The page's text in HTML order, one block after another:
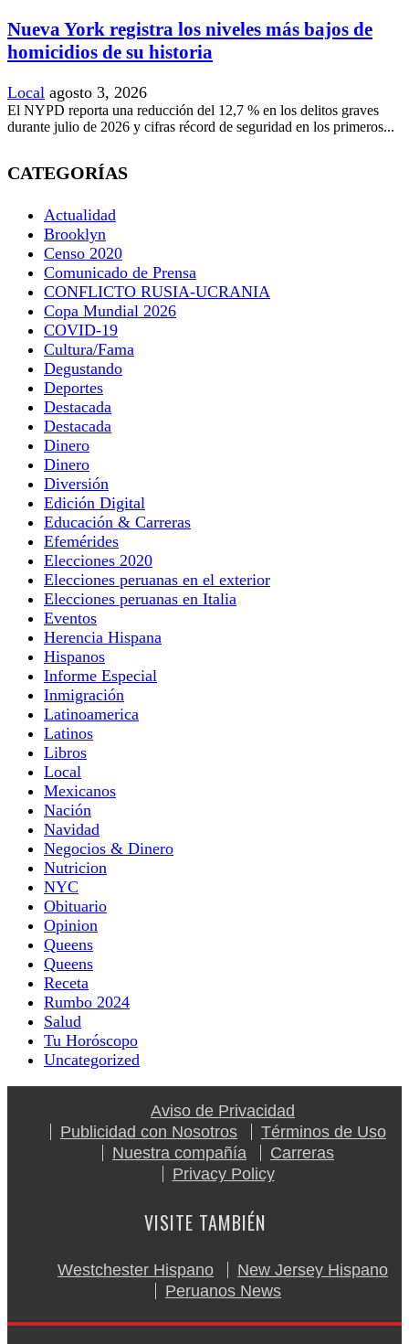
Nueva York registra los niveles más bajos de
homicidios de su historia
Local agosto 3, 2026
El NYPD reporta una reducción del 12,7 % en los delitos graves
durante julio de 2026 y cifras récord de seguridad en los primeros...
CATEGORÍAS
Actualidad
Brooklyn
Censo 2020
Comunicado de Prensa
CONFLICTO RUSIA-UCRANIA
Copa Mundial 2026
COVID-19
Cultura/Fama
Degustando
Deportes
Destacada
Destacada
Dinero
Dinero
Diversión
Edición Digital
Educación & Carreras
Efemérides
Elecciones 2020
Elecciones peruanas en el exterior
Elecciones peruanas en Italia
Eventos
Herencia Hispana
Hispanos
Informe Especial
Inmigración
Latinoamerica
Latinos
Libros
Local
Mexicanos
Nación
Navidad
Negocios & Dinero
Nutricion
NYC
Obituario
Opinion
Queens
Queens
Receta
Rumbo 2024
Salud
Tu Horóscopo
Uncategorized
Aviso de Privacidad
Publicidad con Nosotros
Términos de Uso
Nuestra compañía
Carreras
Privacy Policy
VISITE TAMBIÉN
Westchester Hispano
New Jersey Hispano
Peruanos News